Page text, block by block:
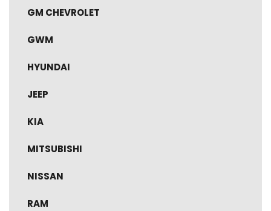
GM CHEVROLET
GWM
HYUNDAI
JEEP
KIA
MITSUBISHI
NISSAN
RAM